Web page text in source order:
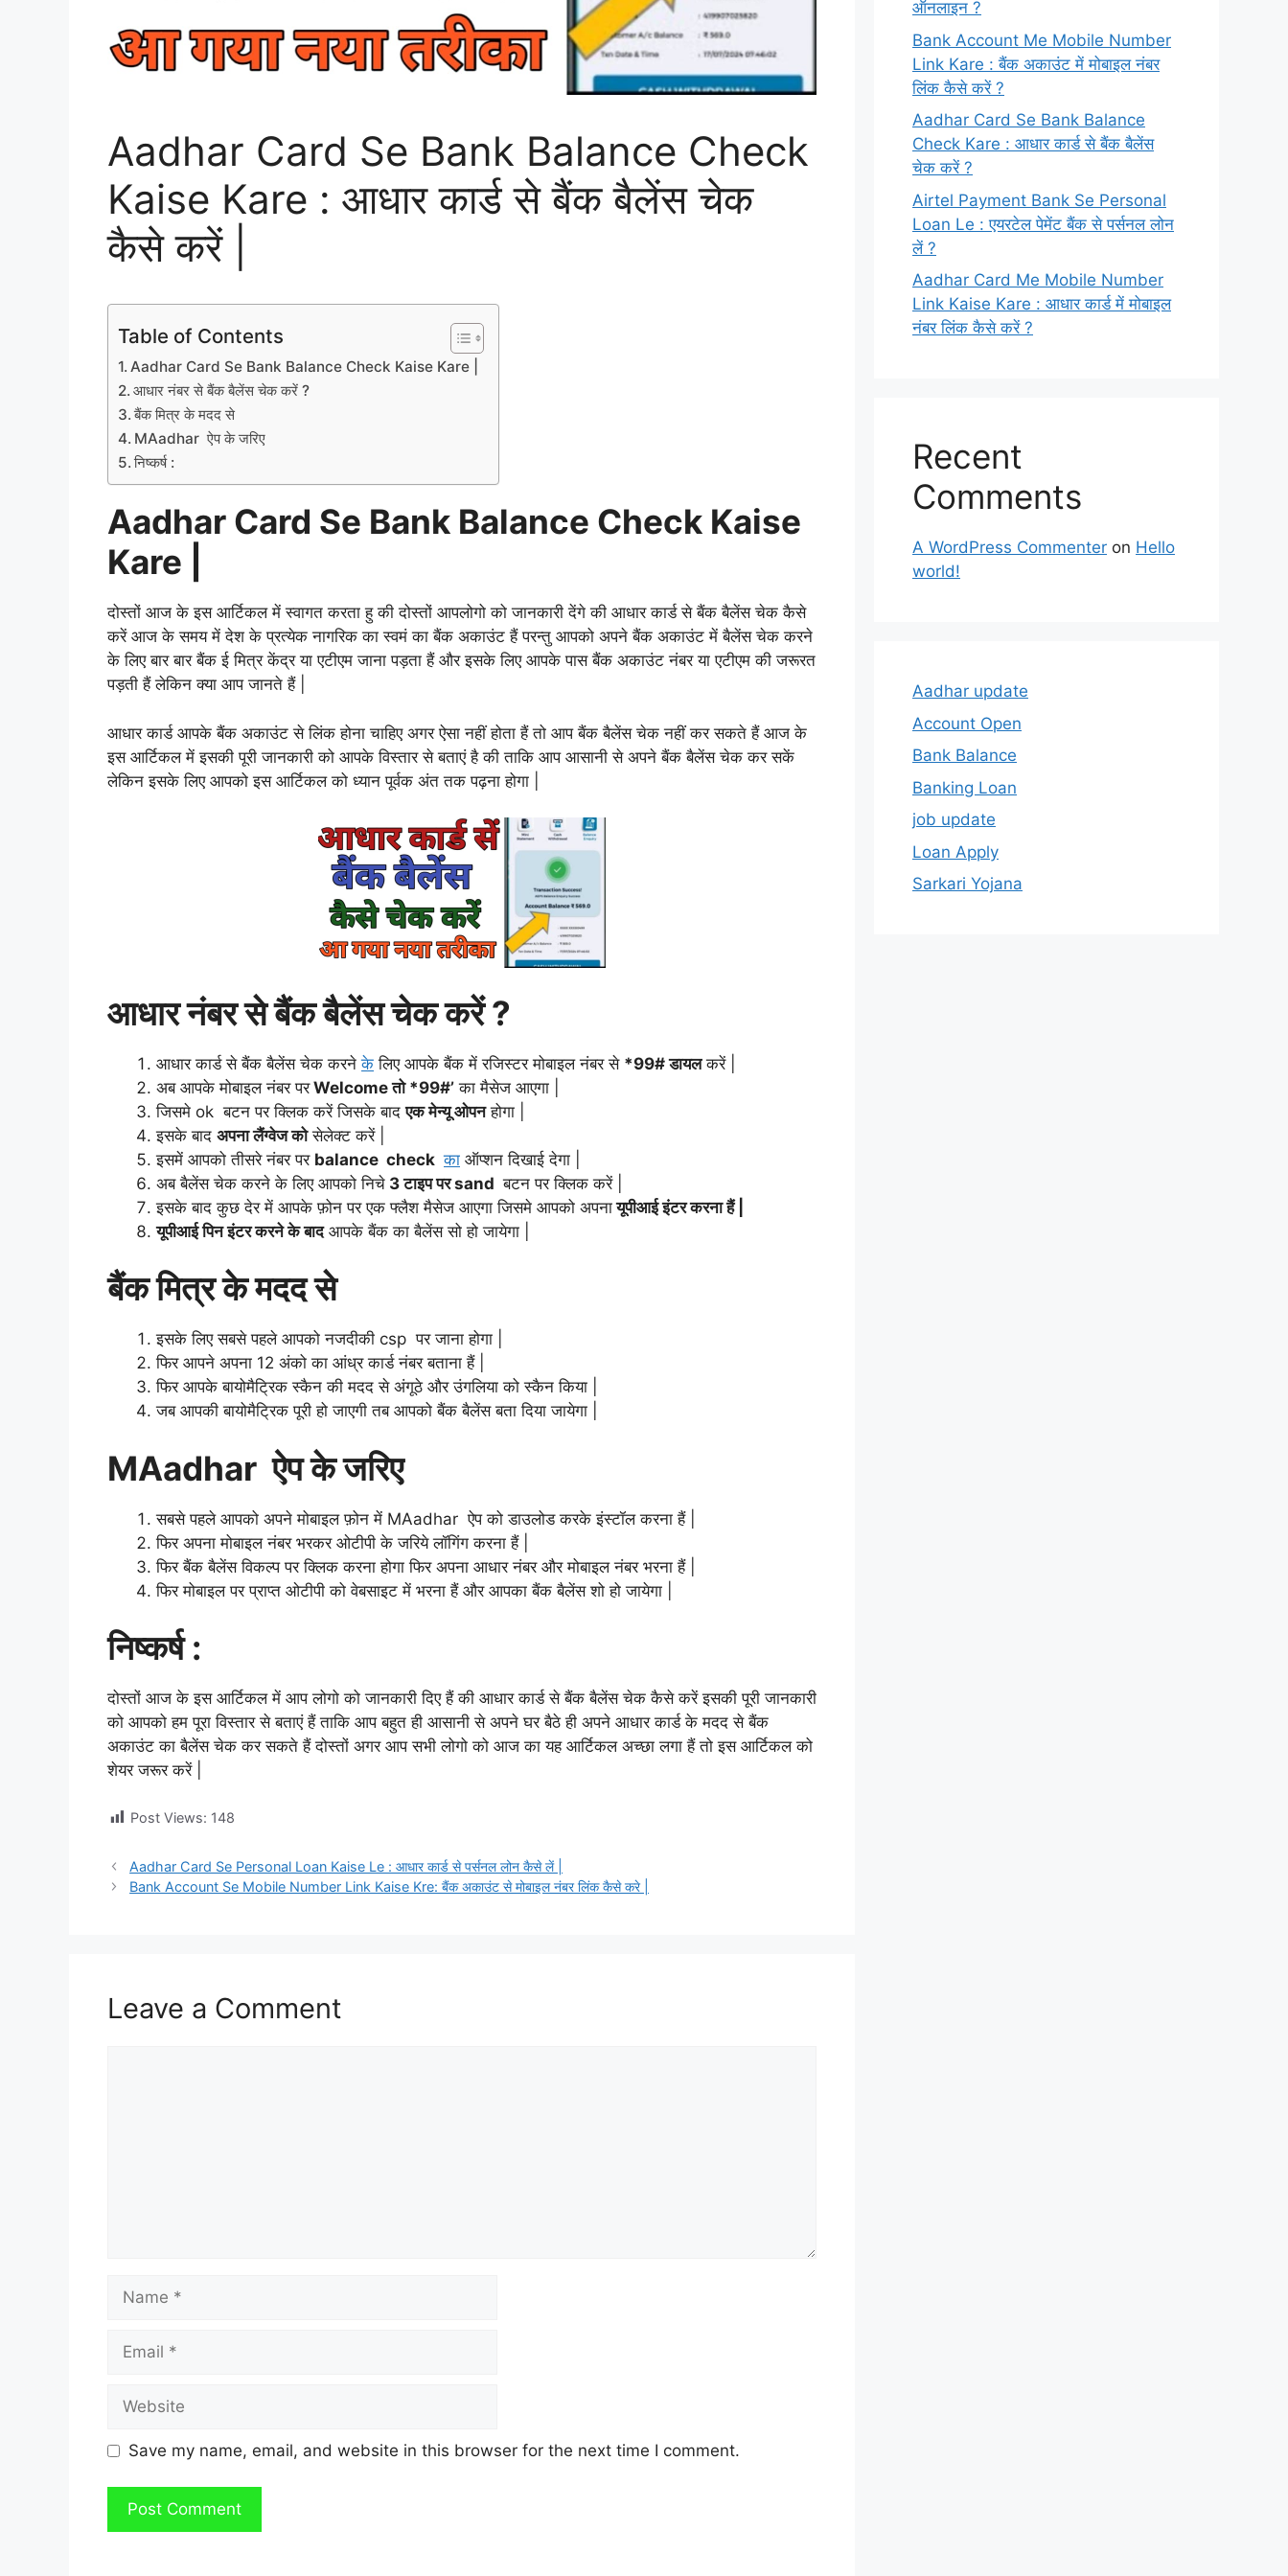
Aadhar Card Se Bank Balance Check
Kaise Kare : आधार कार्ड से बैंक बैलेंस चेक
कैसे करें |
Table of Contents
Aadhar Card Se Bank Balance Check Kaise Kare |
आधार नंबर से बैंक बैलेंस चेक करें ?
बैंक मित्र के मदद से
MAadhar ऐप के जरिए
निष्कर्ष :
Aadhar Card Se Bank Balance Check Kaise
Kare |
दोस्तों आज के इस आर्टिकल में स्वागत करता हु की दोस्तों आपलोगो को जानकारी देंगे की आधार कार्ड से बैंक बैलेंस चेक कैसे
करें आज के समय में देश के प्रत्येक नागरिक का स्वमं का बैंक अकाउंट हैं परन्तु आपको अपने बैंक अकाउंट में बैलेंस चेक करने
के लिए बार बार बैंक ई मित्र केंद्र या एटीएम जाना पड़ता हैं और इसके लिए आपके पास बैंक अकाउंट नंबर या एटीएम की जरूरत
पड़ती हैं लेकिन क्या आप जानते हैं |
आधार कार्ड आपके बैंक अकाउंट से लिंक होना चाहिए अगर ऐसा नहीं होता हैं तो आप बैंक बैलेंस चेक नहीं कर सकते हैं आज के
इस आर्टिकल में इसकी पूरी जानकारी को आपके विस्तार से बताएं है की ताकि आप आसानी से अपने बैंक बैलेंस चेक कर सकें
लेकिन इसके लिए आपको इस आर्टिकल को ध्यान पूर्वक अंत तक पढ़ना होगा |
आधार नंबर से बैंक बैलेंस चेक करें ?
आधार कार्ड से बैंक बैलेंस चेक करनेके लिए आपके बैंक में रजिस्टर मोबाइल नंबर से *99# डायलकरें |
अब आपके मोबाइल नंबर परWelcome तो *99#’ का मैसेज आएगा |
जिसमे ok बटन पर क्लिक करें जिसके बादएक मेन्यू ओपनहोगा |
इसके बाद अपना लैंग्वेज कोसेलेक्ट करें |
इसमें आपको तीसरे नंबर पर balance check का ऑप्शन दिखाई देगा |
अब बैलेंस चेक करने के लिए आपको निचे 3 टाइप पर sand बटन पर क्लिक करें |
इसके बाद कुछ देर में आपके फ़ोन पर एक फ्लैश मैसेज आएगा जिसमे आपको अपनायूपीआई इंटर करना हैं |
यूपीआई पिन इंटर करने के बादआपके बैंक का बैलेंस सो हो जायेगा |
बैंक मित्र के मदद से
इसके लिए सबसे पहले आपको नजदीकी csp पर जाना होगा |
फिर आपने अपना 12 अंको का आंध्र कार्ड नंबर बताना हैं |
फिर आपके बायोमैट्रिक स्कैन की मदद से अंगूठे और उंगलिया को स्कैन किया |
जब आपकी बायोमैट्रिक पूरी हो जाएगी तब आपको बैंक बैलेंस बता दिया जायेगा |
MAadhar ऐप के जरिए
सबसे पहले आपको अपने मोबाइल फ़ोन में MAadhar ऐप को डाउलोड करके इंस्टॉल करना हैं |
फिर अपना मोबाइल नंबर भरकर ओटीपी के जरिये लॉगिंग करना हैं |
फिर बैंक बैलेंस विकल्प पर क्लिक करना होगा फिर अपना आधार नंबर और मोबाइल नंबर भरना हैं |
फिर मोबाइल पर प्राप्त ओटीपी को वेबसाइट में भरना हैं और आपका बैंक बैलेंस शो हो जायेगा |
निष्कर्ष :
दोस्तों आज के इस आर्टिकल में आप लोगो को जानकारी दिए हैं की आधार कार्ड से बैंक बैलेंस चेक कैसे करें इसकी पूरी जानकारी
को आपको हम पूरा विस्तार से बताएं हैं ताकि आप बहुत ही आसानी से अपने घर बैठे ही अपने आधार कार्ड के मदद से बैंक
अकाउंट का बैलेंस चेक कर सकते हैं दोस्तों अगर आप सभी लोगो को आज का यह आर्टिकल अच्छा लगा हैं तो इस आर्टिकल को
शेयर जरूर करें |
Post Views: 148
Aadhar Card Se Personal Loan Kaise Le : आधार कार्ड से पर्सनल लोन कैसे लें |
Bank Account Se Mobile Number Link Kaise Kre: बैंक अकाउंट से मोबाइल नंबर लिंक कैसे करे |
Leave a Comment
Save my name, email, and website in this browser for the next time I comment.
ऑनलाइन ?
Bank Account Me Mobile Number
Link Kare : बैंक अकाउंट में मोबाइल नंबर
लिंक कैसे करें ?
Aadhar Card Se Bank Balance
Check Kare : आधार कार्ड से बैंक बैलेंस
चेक करें ?
Airtel Payment Bank Se Personal
Loan Le : एयरटेल पेमेंट बैंक से पर्सनल लोन
लें ?
Aadhar Card Me Mobile Number
Link Kaise Kare : आधार कार्ड में मोबाइल
नंबर लिंक कैसे करें ?
Recent
Comments
A WordPress Commenter on Hello
world!
Aadhar update
Account Open
Bank Balance
Banking Loan
job update
Loan Apply
Sarkari Yojana